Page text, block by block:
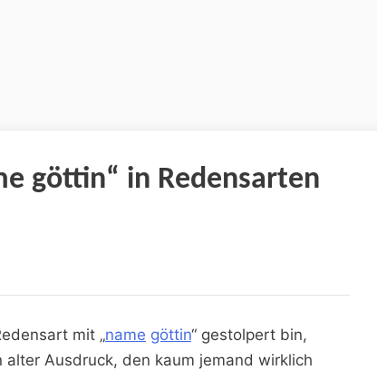
göttin“ in Redensarten
mit „name göttin“ gestolpert bin,
Ausdruck, den kaum⁣ jemand wirklich